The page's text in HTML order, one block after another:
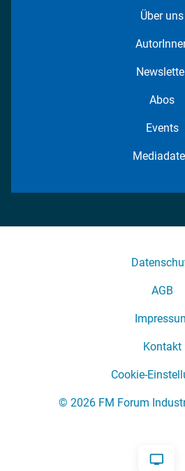
Über uns
Abos
Events
AGB
Kontakt
Cookie-
© 2026 FM Forum